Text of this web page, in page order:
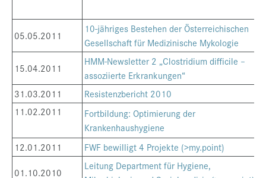
05.05.2011
10-jähriges Bestehen der Österreichischen
Gesellschaft für Medizinische Mykologie
15.04.2011
HMM-Newsletter 2 „Clostridium difficile –
assoziierte Erkrankungen“
31.03.2011
Resistenzbericht 2010
11.02.2011
Fortbildung: Optimierung der
Krankenhaushygiene
12.01.2011
FWF bewilligt 4 Projekte (>my.point)
01.10.2010
Leitung Department für Hygiene,